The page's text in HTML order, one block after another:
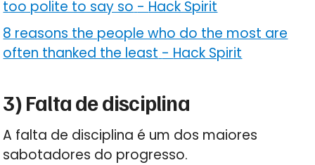
too polite to say so-Hack Spirit
8 reasons the people who do the most are
often thanked the least - Hack Spirit
3) Falta de disciplina
A falta de disciplina é um dos maiores
sabotadores do progresso.